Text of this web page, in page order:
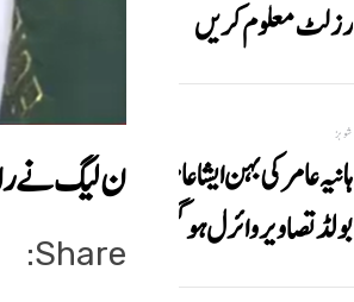
رزلٹ معلوم کریں
شوبز
ہانیہ عامر کی بہن ایشا عامر کی
بولڈ تصاویر وائرل ہو گئیں
ن لیگ نے
Share: